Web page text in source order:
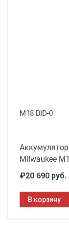
M18 BID-0
Milwaukee
₽20 690 руб.
В корзину